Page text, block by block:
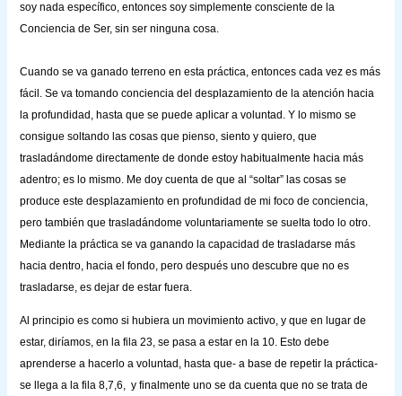
soy nada específico, entonces soy simplemente consciente de la
Conciencia de Ser, sin ser ninguna cosa.
Cuando se va ganado terreno en esta práctica, entonces cada vez es más
fácil. Se va tomando conciencia del desplazamiento de la atención hacia
la profundidad, hasta que se puede aplicar a voluntad. Y lo mismo se
consigue soltando las cosas que pienso, siento y quiero, que
trasladándome directamente de donde estoy habitualmente hacia más
adentro; es lo mismo. Me doy cuenta de que al “soltar” las cosas se
produce este desplazamiento en profundidad de mi foco de conciencia,
pero también que trasladándome voluntariamente se suelta todo lo otro.
Mediante la práctica se va ganando la capacidad de trasladarse más
hacia dentro, hacia el fondo, pero después uno descubre que no es
trasladarse, es dejar de estar fuera.
Al principio es como si hubiera un movimiento activo, y que en lugar de
estar, diríamos, en la fila 23, se pasa a estar en la 10. Esto debe
aprenderse a hacerlo a voluntad, hasta que- a base de repetir la práctica-
se llega a la fila 8,7,6, y finalmente uno se da cuenta que no se trata de